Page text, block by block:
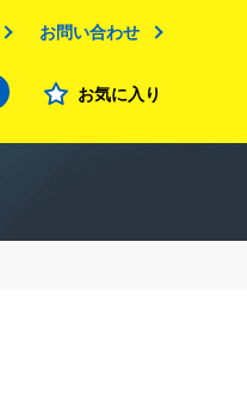
お問い合わせ
お気に入り